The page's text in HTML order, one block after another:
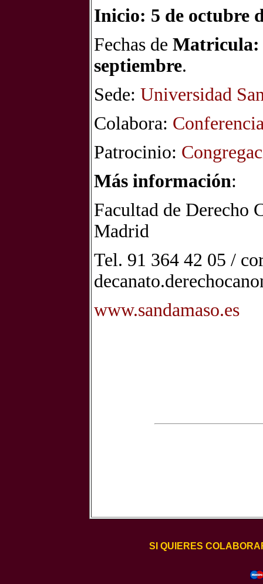
Inicio: 5 de octubre
Fechas de
septiembre.
Sede: Universidad
Colabora:
Patrocinio:
Más información:
Facultad de Derecho
Madrid
Tel. 91 364 42 05 /
www.sandamaso.es
SI QUIERES